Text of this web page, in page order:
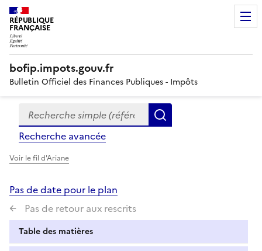
RÉPUBLIQUE
FRANÇAISE
bofip.impots.gouv.fr
Bulletin Officiel des Finances Publiques - Impôts
Formulaire
de
recherche
Recherche simple (références, mots clés, partie du
Recherche avancée
Voir le fil d'Ariane
Pas de date pour le plan
Pas de retour aux rescrits
Table des matières